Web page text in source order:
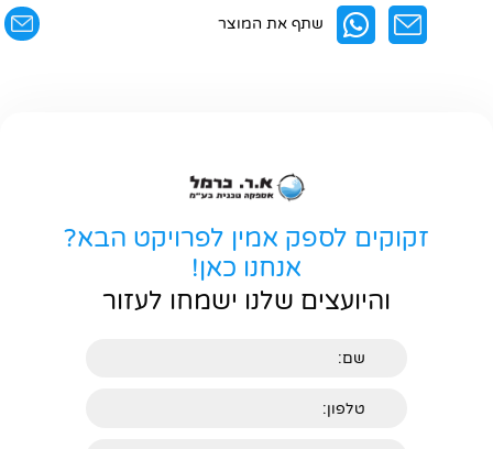
שתף את המוצר
זקוקים לספק אמין לפרויקט הבא?
אנחנו כאן!
והיועצים שלנו ישמחו לעזור